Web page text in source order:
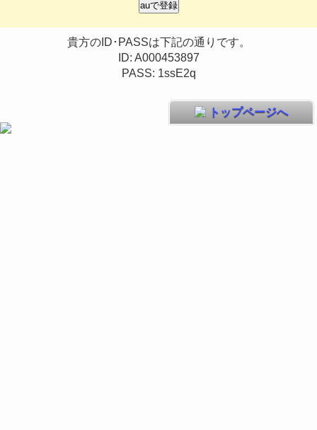
貴方のID･PASSは下記の通りです。
ID: A000453897
PASS: 1ssE2q
トップページへ